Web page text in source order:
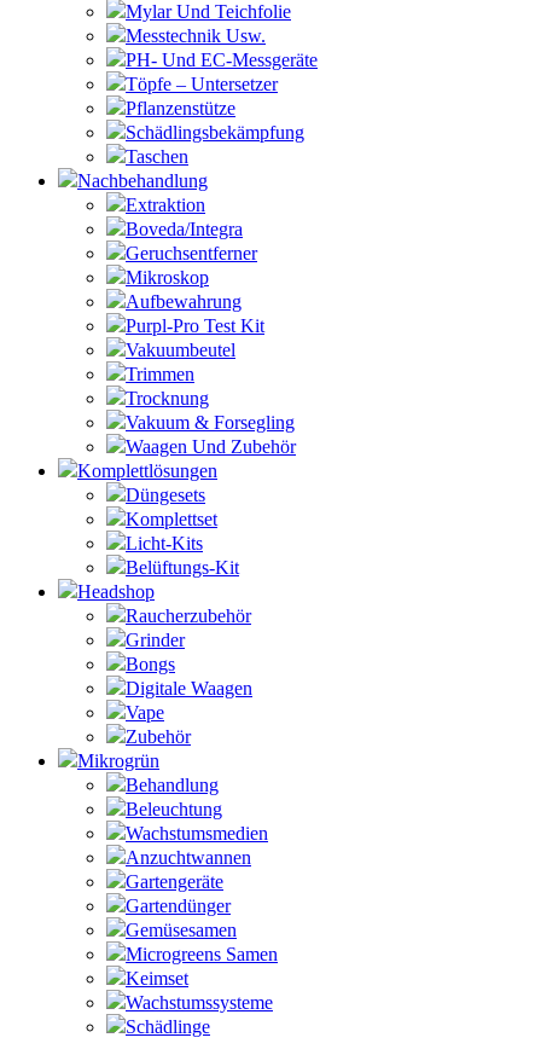
Mylar Und Teichfolie
Messtechnik Usw.
PH- Und EC-Messgeräte
Töpfe – Untersetzer
Pflanzenstütze
Schädlingsbekämpfung
Taschen
Nachbehandlung
Extraktion
Boveda/Integra
Geruchsentferner
Mikroskop
Aufbewahrung
Purpl-Pro Test Kit
Vakuumbeutel
Trimmen
Trocknung
Vakuum & Forsegling
Waagen Und Zubehör
Komplettlösungen
Düngesets
Komplettset
Licht-Kits
Belüftungs-Kit
Headshop
Raucherzubehör
Grinder
Bongs
Digitale Waagen
Vape
Zubehör
Mikrogrün
Behandlung
Beleuchtung
Wachstumsmedien
Anzuchtwannen
Gartengeräte
Gartendünger
Gemüsesamen
Microgreens Samen
Keimset
Wachstumssysteme
Schädlinge